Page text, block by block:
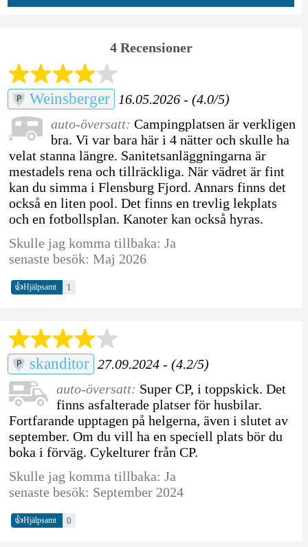
4 Recensioner
Weinsberger
16.05.2026 - (4.0/5)
auto-översatt: Campingplatsen är verkligen
bra. Vi var bara här i 4 nätter och skulle ha
velat stanna längre. Sanitetsanläggningarna är
mestadels rena och tillräckliga. När vädret är fint
kan du simma i Flensburg Fjord. Annars finns det
också en liten pool. Det finns en trevlig lekplats
och en fotbollsplan. Kanoter kan också hyras.
Skulle jag komma tillbaka: Ja
senaste besök: Maj 2026
👍Hjälpsamt 1
skanditor 27.09.2024 - (4.2/5)
auto-översatt: Super CP, i toppskick. Det
finns asfalterade platser för husbilar.
Fortfarande upptagen på helgerna, även i slutet av
september. Om du vill ha en speciell plats bör du
boka i förväg. Cykelturer från CP.
Skulle jag komma tillbaka: Ja
senaste besök: September 2024
👍Hjälpsamt 0